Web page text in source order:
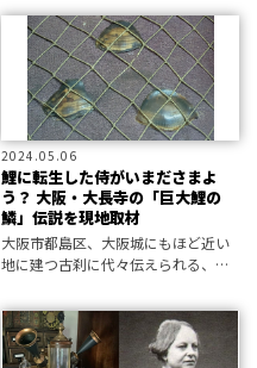
降り事件を補遺々々しましたーー ホ
ラー小説家にして屈指の妖怪研究
家・黒史
2024.05.06
鯉に転生した侍がいまださまよ
う？ 大阪・大長寺の「巨大鯉の
鱗」伝説を現地取材
大阪市都島区、大阪城にもほど近い
地に建つ古刹に代々伝えられる、不
た歴史の一端をも感じさせる、数奇
な伝説に彩られたものだった。